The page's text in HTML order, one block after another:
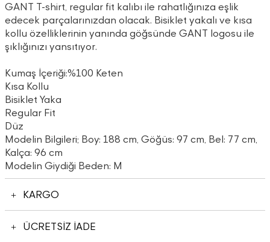
GANT T-shirt, regular fit kalıbı ile rahatlığınıza eşlik
edecek parçalarınızdan olacak. Bisiklet yakalı ve kısa
kollu özelliklerinin yanında göğsünde GANT logosu ile
şıklığınızı yansıtıyor.
Kumaş İçeriği:%100 Keten
Kısa Kollu
Bisiklet Yaka
Regular Fit
Düz
Modelin Bilgileri; Boy: 188 cm, Göğüs: 97 cm, Bel: 77 cm,
Kalça: 96 cm
Modelin Giydiği Beden: M
KARGO
ÜCRETSİZ İADE